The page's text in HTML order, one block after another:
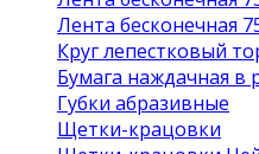
Лента бесконечная
Круг лепестковый
Бумага наждачная в
Губки абразивные
Щетки-крацовки